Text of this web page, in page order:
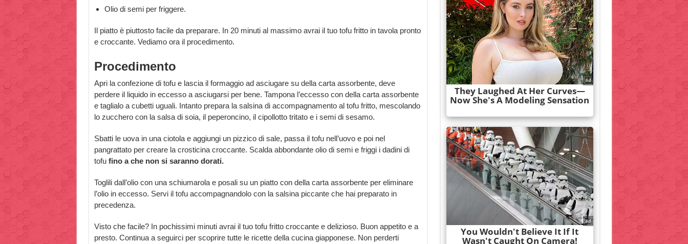
Olio di semi per friggere.
Il piatto è piuttosto facile da preparare. In 20 minuti al massimo avrai il tuo tofu fritto in tavola pronto
e croccante. Vediamo ora il procedimento.
Procedimento
Apri la confezione di tofu e lascia il formaggio ad asciugare su della carta assorbente, deve
perdere il liquido in eccesso a asciugarsi per bene. Tampona l’eccesso con della carta assorbente
e taglialo a cubetti uguali. Intanto prepara la salsina di accompagnamento al tofu fritto, mescolando
lo zucchero con la salsa di soia, il peperoncino, il cipollotto tritato e i semi di sesamo.
Sbatti le uova in una ciotola e aggiungi un pizzico di sale, passa il tofu nell’uovo e poi nel
pangrattato per creare la crosticina croccante. Scalda abbondante olio di semi e friggi i dadini di
tofu fino a che non si saranno dorati.
Toglili dall’olio con una schiumarola e posali su un piatto con della carta assorbente per eliminare
l’olio in eccesso. Servi il tofu accompagnandolo con la salsina piccante che hai preparato in
precedenza.
Visto che facile? In pochissimi minuti avrai il tuo tofu fritto croccante e delizioso. Buon appetito e a
presto. Continua a seguirci per scoprire tutte le ricette della cucina giapponese. Non perderti